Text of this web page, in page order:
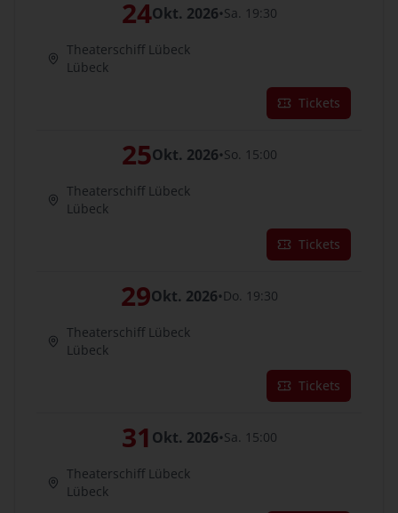
24Okt. 2026•Sa. 19:30
Theaterschiff Lübeck
Lübeck
Tickets
25Okt. 2026•So. 15:00
Theaterschiff Lübeck
Lübeck
Tickets
29Okt. 2026• Do. 19:30
Theaterschiff Lübeck
Lübeck
Tickets
31 Okt. 2026•Sa. 15:00
Theaterschiff Lübeck
Lübeck